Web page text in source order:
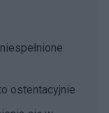
ostentacyjnie